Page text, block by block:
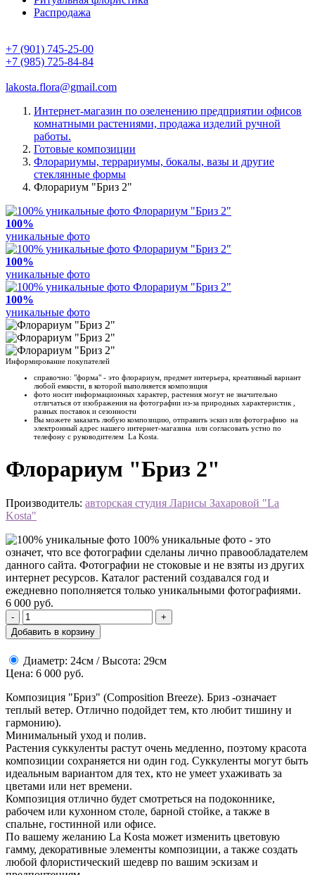
Распродажа
+7 (901) 745-25-00
+7 (985) 725-84-84
lakosta.flora@gmail.com
Интернет-магазин по озеленению предприятии офисов
комнатными растениями, продажа изделий ручной
работы.
Готовые композиции
Флорариумы, террариумы, бокалы, вазы и другие
стеклянные формы
Флорариум "Бриз 2"
100%
уникальные фото
100%
уникальные фото
100%
уникальные фото
Информирование покупателей
справочно: "форма" - это флорариум, предмет интерьера, креативный вариант
любой емкости, в которой выполняется композиция
фото носит информационных характер, растения могут не значительно
отличаться от изображения на фотографии из-за природных характеристик ,
разных поставок и сезонности
Вы можете заказать любую композицию, отправить эскиз или фотографию на
электронный адрес нашего интернет-магазина или согласовать устно по
телефону с руководителем La Kosta.
Флорариум "Бриз 2"
Производитель: авторская студия Ларисы Захаровой "La
Kosta"
100% уникальные фото - это
означет, что все фотографии сделаны лично правообладателем
данного сайта. Фотографии не стоковые и не взяты из других
интернет ресурсов. Каталог растений создавался год и
ежедневно пополняется только уникальными фотографиями.
6 000 руб.
-
+
Добавить в корзину
Диаметр: 24см / Высота: 29см
Цена: 6 000 руб.
Композиция "Бриз" (Composition Breeze). Бриз -означает
теплый ветер. Отлично подойдет тем, кто любит тишину и
гармонию).
Минимальный уход и полив.
Растения суккуленты растут очень медленно, поэтому красота
композиции сохраняется ни один год. Суккуленты могут быть
идеальным вариантом для тех, кто не умеет ухаживать за
цветами или нет времени.
Композиция отлично будет смотреться на подоконнике,
рабочем или кухонном столе, барной стойке, а также в
спальне, гостинной или офисе.
По вашему желанию La Kosta может изменить цветовую
гамму, декоративные элементы композиции, а также создать
любой флористический шедевр по вашим эскизам и